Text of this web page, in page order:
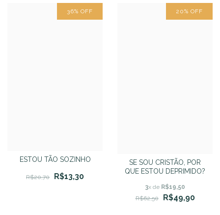
36% OFF
ESTOU TÃO SOZINHO
R$20,70 R$13,30
20% OFF
SE SOU CRISTÃO, POR
QUE ESTOU DEPRIMIDO?
3x de R$19,50
R$62,50
R$49,90